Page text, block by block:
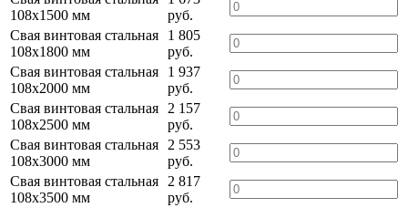
108х1500 мм
руб.
Свая винтовая стальная
108х1800 мм
1 805
руб.
Свая винтовая стальная
108х2000 мм
1 937
руб.
Свая винтовая стальная
108х2500 мм
2 157
руб.
Свая винтовая стальная
108х3000 мм
2 553
руб.
Свая винтовая стальная
108х3500 мм
2 817
руб.